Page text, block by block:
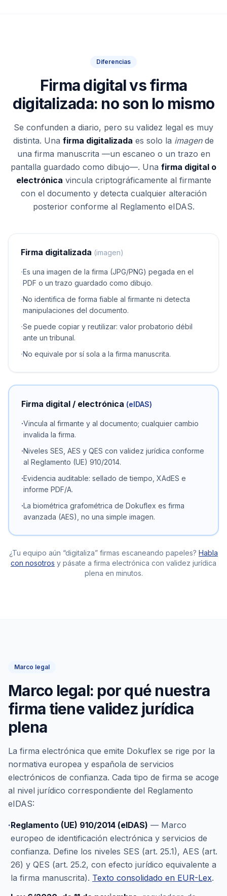
Diferencias
Firma digital vs firma
digitalizada: no son lo mismo
Se confunden a diario, pero su validez legal es muy
distinta. Una firma digitalizada es solo la imagende
una firma manuscrita —un escaneo o un trazo en
pantalla guardado como dibujo—. Una firma digital o
electrónica vincula criptográficamente al firmante
con el documento y detecta cualquier alteración
posterior conforme al Reglamento eIDAS.
Firma digitalizada (imagen)
·Es una imagen de la firma (JPG/PNG) pegada en el
PDF o un trazo guardado como dibujo.
·No identifica de forma fiable al firmante ni detecta
manipulaciones del documento.
·Se puede copiar y reutilizar: valor probatorio débil
ante un tribunal.
·No equivale por sí sola a la firma manuscrita.
Firma digital / electrónica (eIDAS)
·Vincula al firmante y al documento; cualquier cambio
invalida la firma.
·Niveles SES, AES y QES con validez jurídica conforme
al Reglamento (UE) 910/2014.
·Evidencia auditable: sellado de tiempo, XAdES e
informe PDF/A.
·La biométrica grafométrica de Dokuflex es firma
avanzada (AES), no una simple imagen.
¿Tu equipo aún “digitaliza” firmas escaneando papeles? Habla
con nosotros y pásate a firma electrónica con validez jurídica
plena en minutos.
Marco legal
Marco legal: por qué nuestra
firma tiene validez jurídica
plena
La firma electrónica que emite Dokuflex se rige por la
normativa europea y española de servicios
electrónicos de confianza. Cada tipo de firma se acoge
al nivel jurídico correspondiente del Reglamento
eIDAS:
·Reglamento (UE) 910/2014 (eIDAS) — Marco
europeo de identificación electrónica y servicios de
confianza. Define los niveles SES (art. 25.1), AES (art.
26) y QES (art. 25.2, con efecto jurídico equivalente a
la firma manuscrita). Texto consolidado en EUR-Lex.